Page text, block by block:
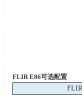
FLIR E86可选配置